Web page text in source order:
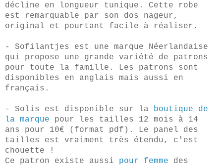
décline en longueur tunique. Cette robe
est remarquable par son dos nageur,
original et pourtant facile à réaliser.
- Sofilantjes est une marque Néerlandaise
qui propose une grande variété de patrons
pour toute la famille. Les patrons sont
disponibles en anglais mais aussi en
français.
- Solis est disponible sur la boutique de
la marque pour les tailles 12 mois à 14
ans pour 10€ (format pdf). Le panel des
tailles est vraiment très étendu, c'est
chouette !
Ce patron existe aussi pour femme des